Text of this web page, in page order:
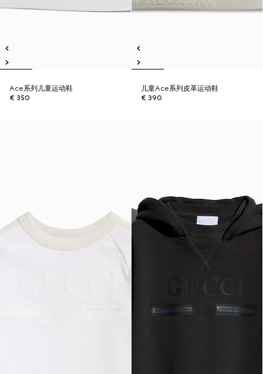
Ace系列儿童运动鞋
€ 350
儿童Ace系列皮革运动鞋
€ 390